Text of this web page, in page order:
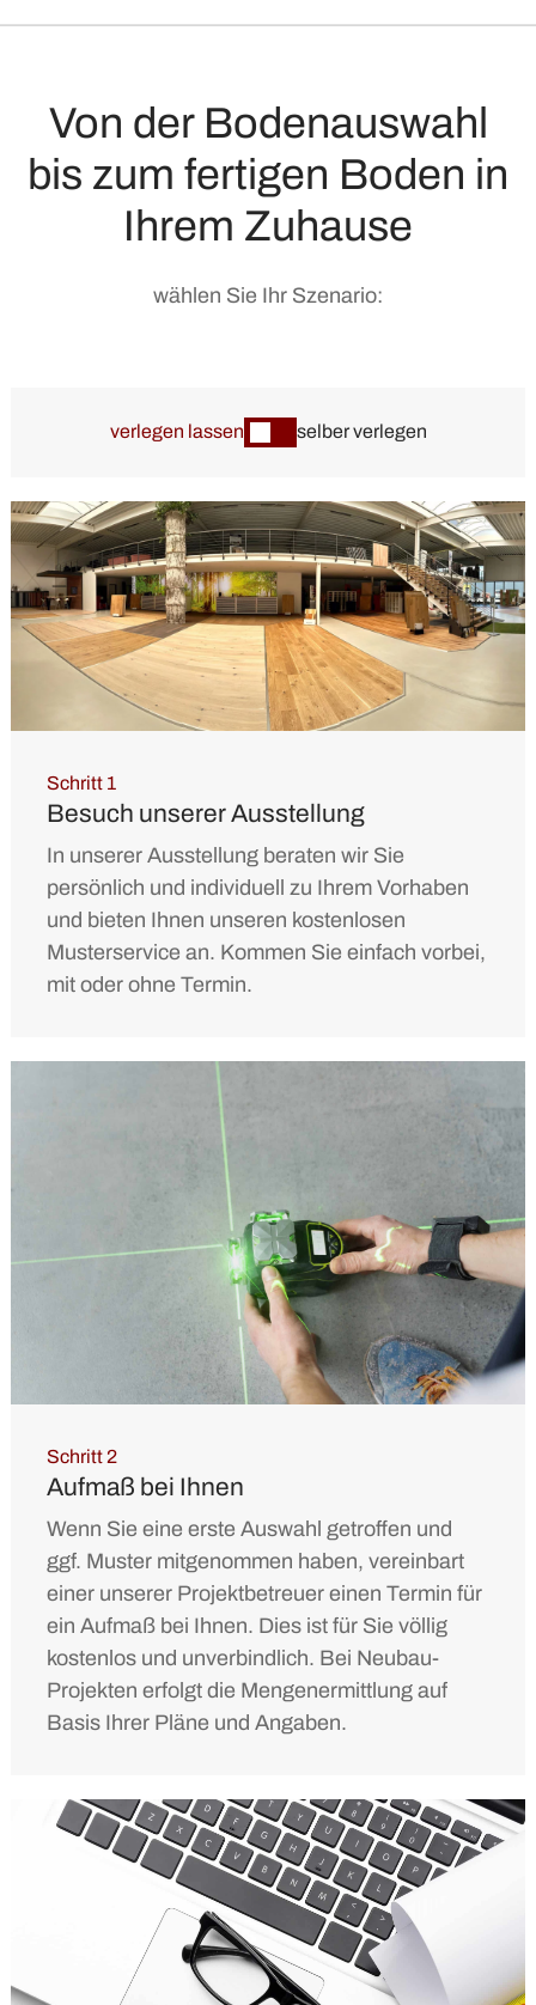
Von der Bodenauswahl
bis zum fertigen Boden in
Ihrem Zuhause
wählen Sie Ihr Szenario:
verlegen lassen selber verlegen
Schritt 1
Besuch unserer Ausstellung
In unserer Ausstellung beraten wir Sie
persönlich und individuell zu Ihrem Vorhaben
und bieten Ihnen unseren kostenlosen
Musterservice an. Kommen Sie einfach vorbei,
mit oder ohne Termin.
Schritt 2
Aufmaß bei Ihnen
Wenn Sie eine erste Auswahl getroffen und
ggf. Muster mitgenommen haben, vereinbart
einer unserer Projektbetreuer einen Termin für
ein Aufmaß bei Ihnen. Dies ist für Sie völlig
kostenlos und unverbindlich. Bei Neubau-
Projekten erfolgt die Mengenermittlung auf
Basis Ihrer Pläne und Angaben.